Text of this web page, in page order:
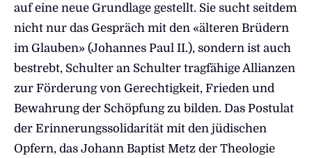
auf eine neue Grundlage gestellt. Sie sucht seitdem
nicht nur das Gespräch mit den «älteren Brüdern
im Glauben» (Johannes Paul II.), sondern ist auch
bestrebt, Schulter an Schulter tragfähige Allianzen
zur Förderung von Gerechtigkeit, Frieden und
Bewahrung der Schöpfung zu bilden. Das Postulat
der Erinnerungssolidarität mit den jüdischen
Opfern, das Johann Baptist Metz der Theologie